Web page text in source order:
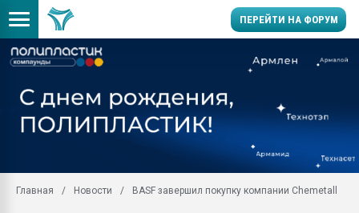
ПЕРЕЙТИ НА ФОРУМ
заводу пластмасс"
Помощь в подборе
Главная Новости BASF завершил покупку компании Chemetall